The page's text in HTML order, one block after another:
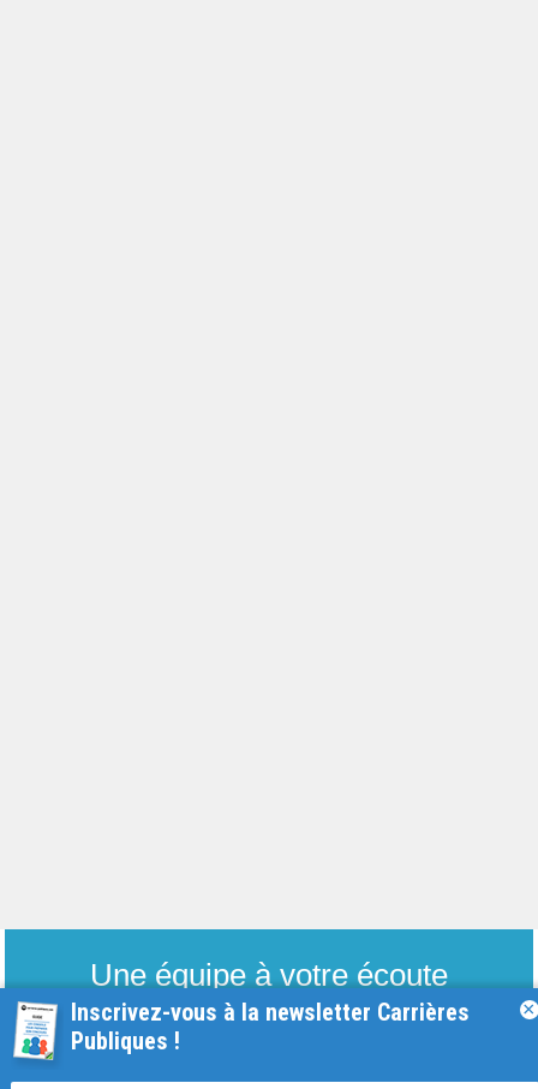
Une équipe à votre écoute
du lundi au vendredi de 9h à 17h
Inscrivez-vous à la newsletter Carrières
Publiques !
×